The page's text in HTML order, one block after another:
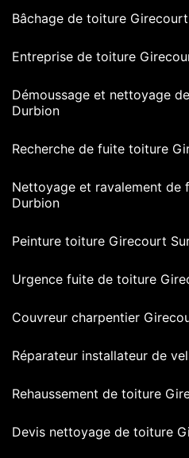
Bâchage de toiture
Entreprise de toiture
Démoussage et nettoyage
Durbion
Recherche de fuite toiture
Nettoyage et ravalement de
Durbion
Peinture toiture Girecourt
Urgence fuite de toiture
Couvreur charpentier
Réparateur installateur de
Rehaussement de toiture
Devis nettoyage de toiture